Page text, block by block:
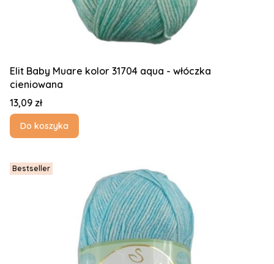
Elit Baby Muare kolor 31704 aqua - włóczka
cieniowana
Cena
13,09 zł
Do koszyka
Bestseller